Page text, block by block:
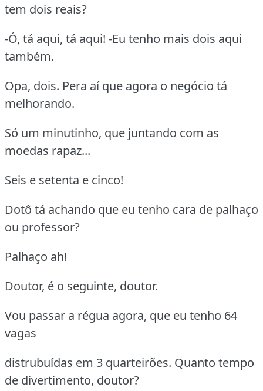
tem dois reais?
-Ó, tá aqui, tá aqui! -Eu tenho mais dois aqui
também.
Opa, dois. Pera aí que agora o negócio tá
melhorando.
Só um minutinho, que juntando com as
moedas rapaz...
Seis e setenta e cinco!
Dotô tá achando que eu tenho cara de palhaço
ou professor?
Palhaço ah!
Doutor, é o seguinte, doutor.
Vou passar a régua agora, que eu tenho 64
vagas
distrubuídas em 3 quarteirões. Quanto tempo
de divertimento, doutor?